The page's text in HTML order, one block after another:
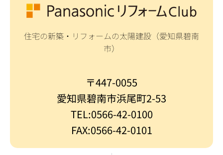
住宅の新築・リフォームの太陽建設（愛知県碧南
市）
〒447-0055
愛知県碧南市浜尾町2-53
TEL:0566-42-0100
FAX:0566-42-0101